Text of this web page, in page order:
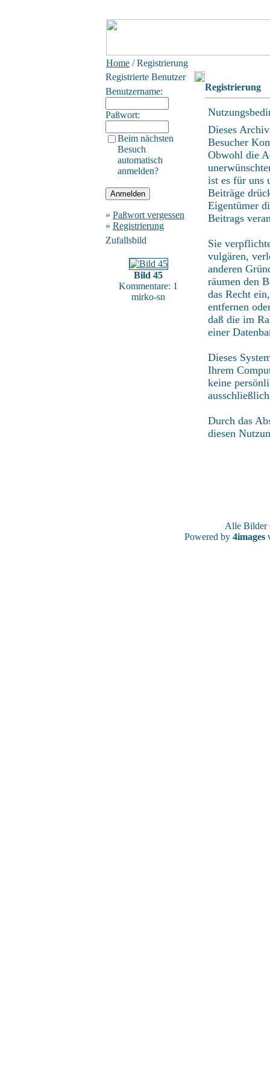
Home / Registrierung
Registrierte Benutzer
Benutzername:
Paßwort:
Beim nächsten
Besuch
automatisch
anmelden?
» Paßwort vergessen
» Registrierung
Zufallsbild
Bild 45
Kommentare: 1
mirko-sn
Registrierung
Dieses
Besucher
Obwohl die
ist es für uns
Beiträge
Eigentümer
Beitrags
Sie
vulgären,
anderen
räumen den
das Recht
entfernen
daß die im
einer
Dieses
Ihrem
keine
Durch das
diesen
Alle
Powered by 4images